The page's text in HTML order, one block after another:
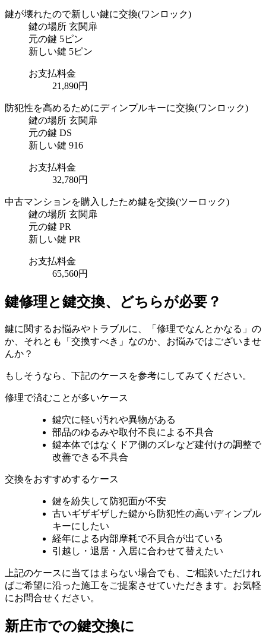
鍵が壊れたので新しい鍵に交換(ワンロック)
鍵の場所 玄関扉
元の鍵 5ピン
新しい鍵 5ピン
お支払料金
21,890円
防犯性を高めるためにディンプルキーに交換(ワンロック)
鍵の場所 玄関扉
元の鍵 DS
新しい鍵 916
お支払料金
32,780円
中古マンションを購入したため鍵を交換(ツーロック)
鍵の場所 玄関扉
元の鍵 PR
新しい鍵 PR
お支払料金
65,560円
鍵修理と鍵交換、どちらが必要？
鍵に関するお悩みやトラブルに、「修理でなんとかなる」の
か、それとも「交換すべき」なのか、お悩みではございませ
んか？
もしそうなら、下記のケースを参考にしてみてください。
修理で済むことが多いケース
鍵穴に軽い汚れや異物がある
部品のゆるみや取付不良による不具合
鍵本体ではなくドア側のズレなど建付けの調整で
改善できる不具合
交換をおすすめするケース
鍵を紛失して防犯面が不安
古いギザギザした鍵から防犯性の高いディンプル
キーにしたい
経年による内部摩耗で不貝合が出ている
引越し・退居・入居に合わせて替えたい
上記のケースに当てはまらない場合でも、ご相談いただけれ
ばご希望に沿った施工をご提案させていただきます。お気軽
にお問合せください。
新庄市での鍵交換に